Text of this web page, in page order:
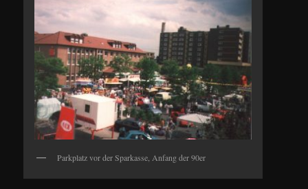
Parkplatz vor der Sparkasse, Anfang der 90er